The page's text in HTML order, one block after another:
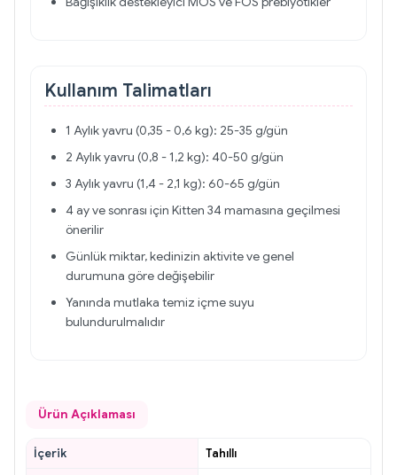
Kullanım Talimatları
1 Aylık yavru (0,35 - 0,6 kg): 25-35 g/gün
2 Aylık yavru (0,8 - 1,2 kg): 40-50 g/gün
3 Aylık yavru (1,4 - 2,1 kg): 60-65 g/gün
4 ay ve sonrası için Kitten 34 mamasına geçilmesi
önerilir
Günlük miktar, kedinizin aktivite ve genel
durumuna göre değişebilir
Yanında mutlaka temiz içme suyu
bulundurulmalıdır
Ürün Açıklaması
İçerik
Tahıllı